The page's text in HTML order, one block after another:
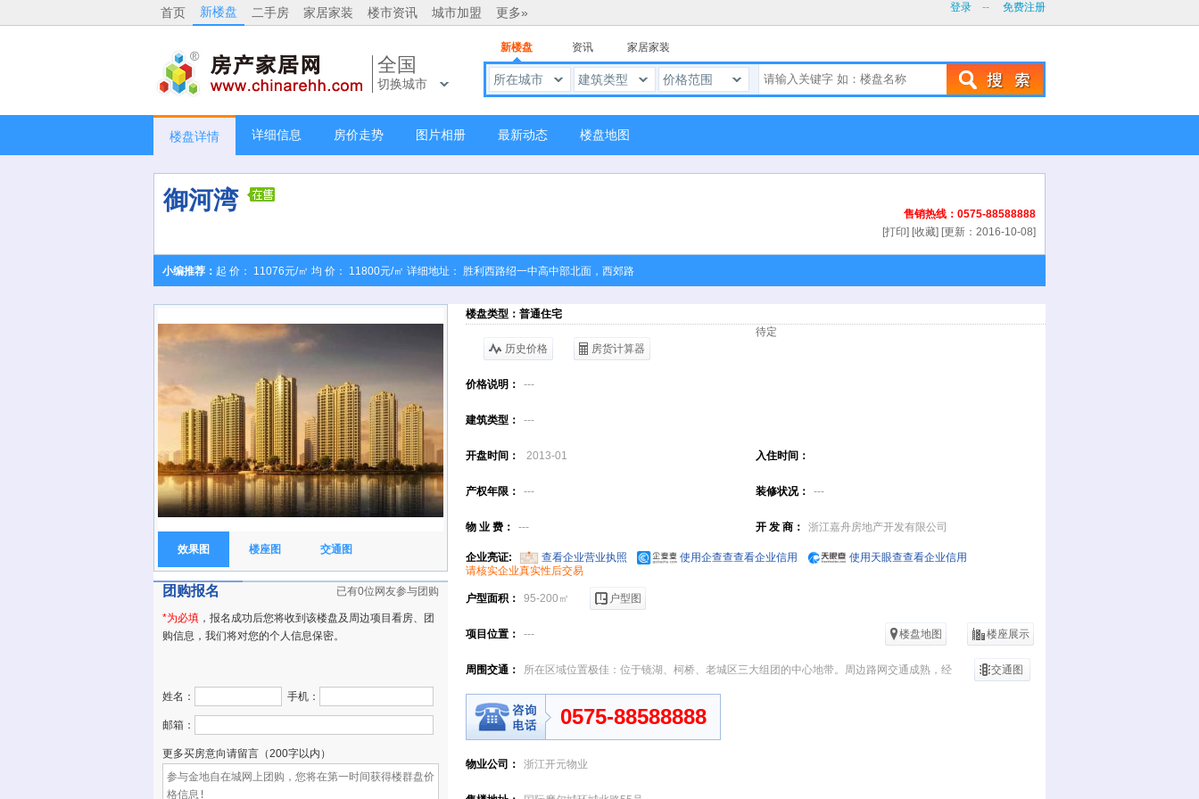
首页 新楼盘 二手房 家居家装 楼市资讯 城市加盟 更多» 登录 -- 免费注册
全国
切换城市
新楼盘 资讯 家居家装
所在城市 建筑类型 价格范围
楼盘详情 详细信息 房价走势 图片相册 最新动态 楼盘地图
御河湾
售销热线：0575-88588888
[打印] [收藏] [更新：2016-10-08]
小编推荐： 起 价： 11076元/㎡ 均 价： 11800元/㎡ 详细地址： 胜利西路绍一中高中部北面，西郊路
效果图 楼座图 交通图
团购报名 已有0位网友参与团购
*为必填 ，报名成功后您将收到该楼盘及周边项目看房、团
购信息，我们将对您的个人信息保密。
姓名： 手机：
邮箱：
更多买房意向请留言（200字以内）
楼盘类型：普通住宅
待定
历史价格
房货计算器
价格说明： ---
建筑类型： ---
开盘时间： 2013-01 入住时间：
产权年限： --- 装修状况： ---
物 业 费： --- 开 发 商： 浙江嘉舟房地产开发有限公司
企业亮证: 查看企业营业执照 使用企查查查看企业信用
使用天眼查查看企业信用
请核实企业真实性后交易
户型面积： 95-200㎡ 户型图
项目位置： --- 楼盘地图 楼座展示
周围交通：
所在区域位置极佳：位于镜湖、柯桥、老城区三大组团的中心地带。周边路网交通成熟，经
霞西路向东连接环城北路，向西直达柯桥；经西郊路、云栖路可直通胜利路，无缝对接城市广场、府山
市中心；
交通图
0575-88588888
物业公司： 浙江开元物业